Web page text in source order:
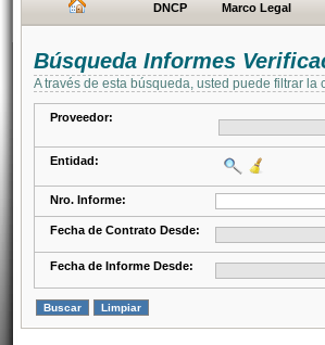
DNCP Marco Legal
Búsqueda Informes
A través de esta búsqueda, usted puede filtrar
Proveedor:
Entidad:
Nro. Informe:
Fecha de Contrato Desde:
Fecha de Informe Desde: